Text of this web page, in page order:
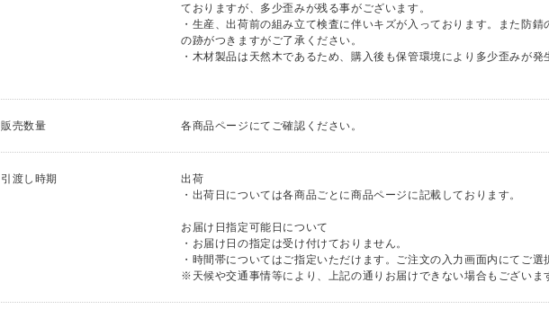
ておりますが、多少歪みが残る事がございます。
・生産、出荷前の組み立て検査に伴いキズが入っております。また防
の跡がつきますがご了承ください。
・木材製品は天然木であるため、購入後も保管環境により多少歪みが発
販売数量 各商品ページにてご確認ください。
引渡し時期
出荷
・出荷日については各商品ごとに商品ページに記載しております。
お届け日指定可能日について
・お届け日の指定は受け付けておりません。
・時間帯についてはご指定いただけます。ご注文の入力画面内にてご選
※天候や交通事情等により、上記の通りお届けできない場合もございま